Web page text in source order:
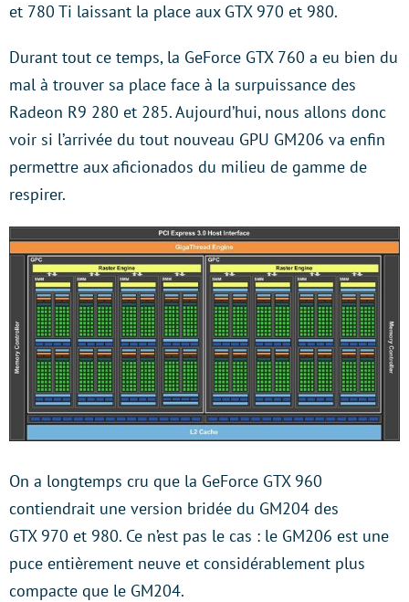
et 780 Ti laissant la place aux GTX 970 et 980.
Durant tout ce temps, la GeForce GTX 760 a eu bien du
mal à trouver sa place face à la surpuissance des
Radeon R9 280 et 285. Aujourd’hui, nous allons donc
voir si l’arrivée du tout nouveau GPU GM206 va enfin
permettre aux aficionados du milieu de gamme de
respirer.
On a longtemps cru que la GeForce GTX 960
contiendrait une version bridée du GM204 des
GTX 970 et 980. Ce n’est pas le cas : le GM206 est une
puce entièrement neuve et considérablement plus
compacte que le GM204.